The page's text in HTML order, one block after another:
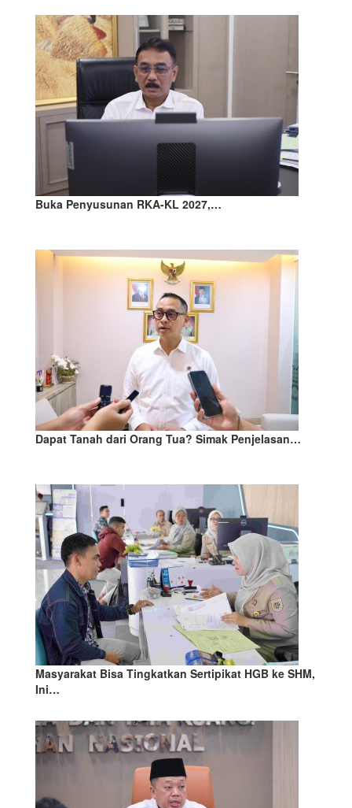
Buka Penyusunan RKA-KL 2027,…
Dapat Tanah dari Orang Tua? Simak Penjelasan…
Masyarakat Bisa Tingkatkan Sertipikat HGB ke SHM,
Ini…